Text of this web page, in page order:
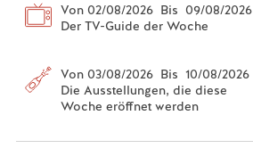
Von 02/08/2026 Bis 09/08/2026
Der TV-Guide der Woche
Von 03/08/2026 Bis 10/08/2026
Die Ausstellungen, die diese
Woche eröffnet werden